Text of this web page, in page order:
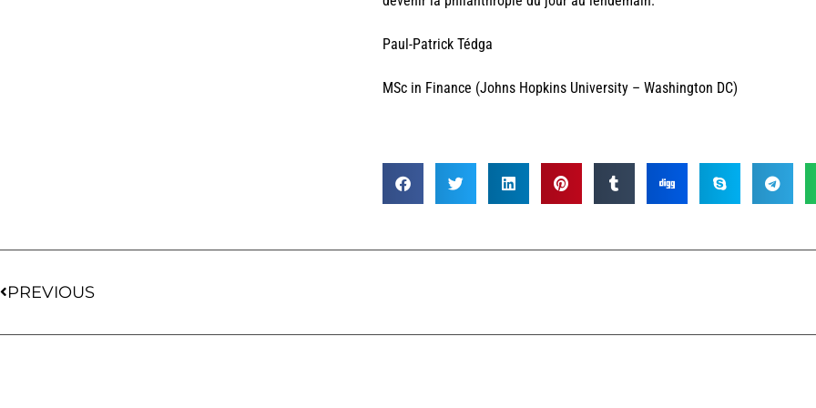
Paul-Patrick Tédga
MSc in Finance (Johns Hopkins University – Washington DC)
PREVIOUS